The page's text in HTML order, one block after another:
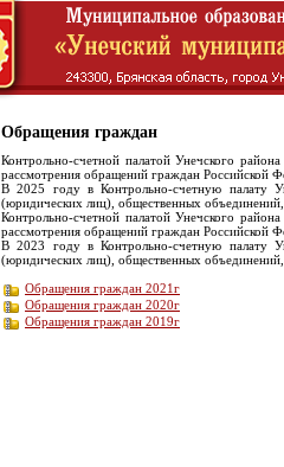
Обращения граждан
Контрольно-счетной палатой Унечского
рассмотрения обращений граждан Российской
В 2025 году в Контрольно-счетную палату
(юридических лиц), общественных
Контрольно-счетной палатой Унечского
рассмотрения обращений граждан Российской
В 2023 году в Контрольно-счетную палату
(юридических лиц), общественных
Обращения граждан 2021г
Обращения граждан 2020г
Обращения граждан 2019г